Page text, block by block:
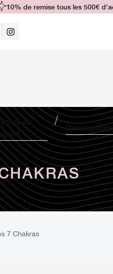
du
de remise tous les 500€
7 Chakras